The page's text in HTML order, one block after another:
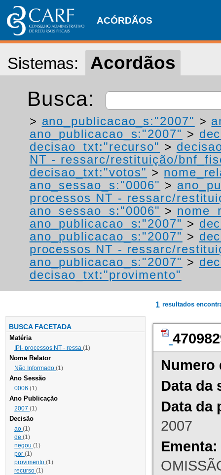
ACÓRDÃOS
Sistemas: Acordãos
Busca:
> ano_publicacao_s:"2007" >
ano_publicacao_s:"2007" >
decisao_txt:"recurso" >
NT - ressarc/restituição/
decisao_txt:"votos" >
ano_sessao_s:"0006" >
processos NT - ressarc/
ano_sessao_s:"0006" >
ano_publicacao_s:"2007" >
ano_publicacao_s:"2007" >
processos NT - ressarc/
ano_publicacao_s:"2007" >
decisao_txt:"provimento"
BUSCA FACETADA
Matéria
IPI- processos NT - ressa (1)
Nome Relator
Não Informado (1)
Ano Sessão
0006 (1)
Ano Publicação
2007 (1)
Decisão
ao (1)
de (1)
negou (1)
por (1)
provimento (1)
recurso (1)
1 resultados
Numero
Data da
Data da
2007
Ementa: